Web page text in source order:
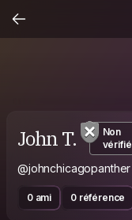
John T.
Non
vérifié
@johnchicagopanther
0 ami 0 référence